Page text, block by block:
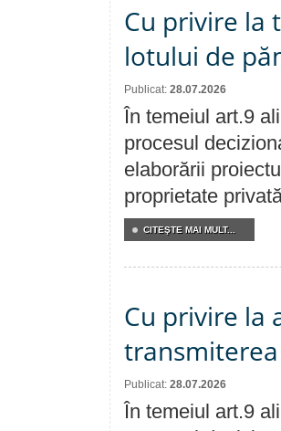
Cu privire la
lotului de
Publicat: 28.07.2026
În temeiul art.9
procesul
elaborării
proprietate
CITEŞTE MAI MULT...
Cu privire la
Publicat: 28.07.2026
În temeiul art.9